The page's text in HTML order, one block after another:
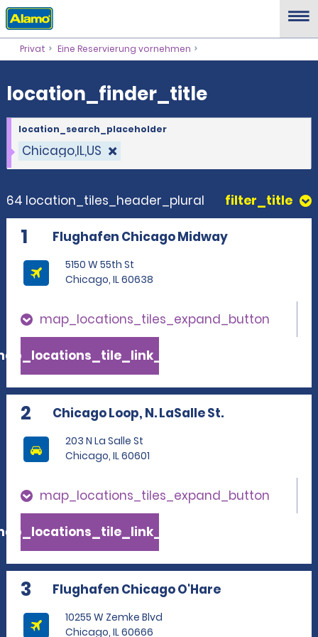
location_finder_title
Privat Eine Reservierung vornehmen
location_finder_title
Chicago,IL,US
location_search_placeholder
64 location_tiles_header_plural filter_title
1 Flughafen Chicago Midway
5150 W 55th St
Chicago, IL 60638
map_locations_tiles_expand_button
2 Chicago Loop, N. LaSalle St.
203 N La Salle St
Chicago, IL 60601
map_locations_tiles_expand_button
3 Flughafen Chicago O'Hare
10255 W Zemke Blvd
Chicago, IL 60666